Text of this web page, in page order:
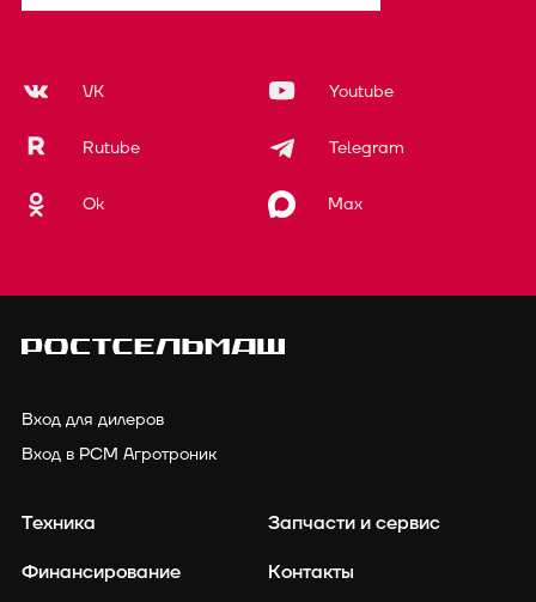
VK Youtube
Rutube Telegram
Ok Max
Вход для дилеров
Вход в РСМ Агротроник
Техника
Финансирование
Запчасти и сервис
Контакты